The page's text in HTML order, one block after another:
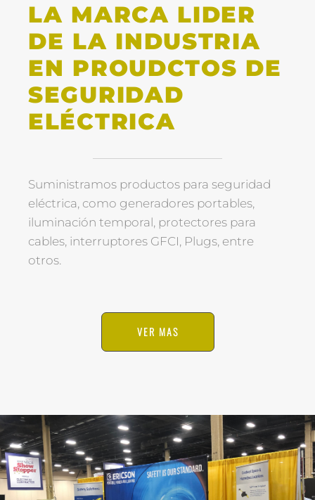
LA MARCA LIDER
DE LA INDUSTRIA
EN PROUDCTOS DE
SEGURIDAD
ELÉCTRICA
Suministramos productos para seguridad
eléctrica, como generadores portables,
iluminación temporal, protectores para
cables, interruptores GFCI, Plugs, entre
otros.
VER MAS